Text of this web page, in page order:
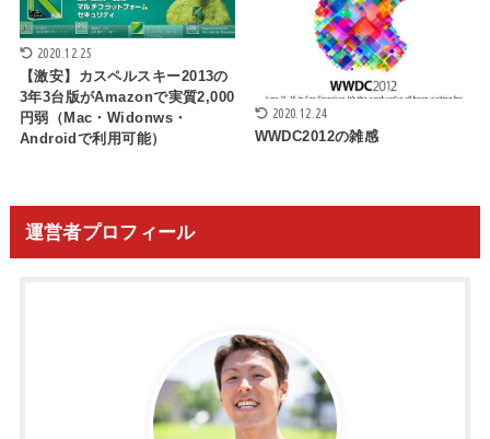
2020.12.25
【激安】カスペルスキー2013の
3年3台版がAmazonで実質2,000
円弱（Mac・Widonws・
Androidで利用可能）
2020.12.24
WWDC2012の雑感
運営者プロフィール